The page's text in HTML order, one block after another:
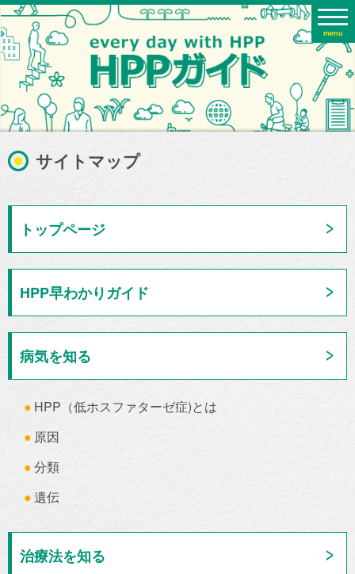
menu
サイトマップ
トップページ
HPP早わかりガイド
病気を知る
HPP（低ホスファターゼ症)とは
原因
分類
遺伝
治療法を知る